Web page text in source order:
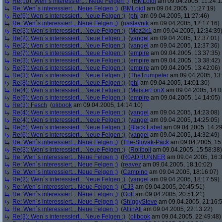
Re: Wen´s interessiert... Neue Felgen ;) (BMLoidl am 09.04.2005, 11:27:19)
Re(5): Wen´s interessiert... Neue Felgen ;) (phj am 09.04.2005, 11:27:46)
Re: Wen´s interessiert... Neue Felgen ;) (nastavnik am 09.04.2005, 12:17:16)
Re(3): Wen´s interessiert... Neue Felgen ;) (Moz2k1 am 09.04.2005, 12:34:39)
Re(2): Wen´s interessiert... Neue Felgen ;) (yangel am 09.04.2005, 12:37:01)
Re(2): Wen´s interessiert... Neue Felgen ;) (yangel am 09.04.2005, 12:37:36)
Re(7): Wen´s interessiert... Neue Felgen ;) (empire am 09.04.2005, 13:37:35)
Re(3): Wen´s interessiert... Neue Felgen ;) (empire am 09.04.2005, 13:38:42)
Re(3): Wen´s interessiert... Neue Felgen ;) (empire am 09.04.2005, 13:42:06)
Re(3): Wen´s interessiert... Neue Felgen ;) (TheTrumpeter am 09.04.2005,
Re(8): Wen´s interessiert... Neue Felgen ;) (phj am 09.04.2005, 14:01:30)
Re(4): Wen´s interessiert... Neue Felgen ;) (MeisterFonX am 09.04.2005,
Re(9): Wen´s interessiert... Neue Felgen ;) (empire am 09.04.2005, 14:14:05)
Re(3): Fesch (olibook am 09.04.2005, 14:14:10)
Re(4): Wen´s interessiert... Neue Felgen ;) (yangel am 09.04.2005, 14:23:08)
Re(4): Wen´s interessiert... Neue Felgen ;) (yangel am 09.04.2005, 14:25:05)
Re(5): Wen´s interessiert... Neue Felgen ;) (Black Label am 09.04.2005,
Re(6): Wen´s interessiert... Neue Felgen ;) (yangel am 09.04.2005, 14:32:49)
Re: Wen´s interessiert... Neue Felgen ;) (The-Slovak-Pack am 09.04.2005,
Re(3): Wen´s interessiert... Neue Felgen ;) (Roliboli am 09.04.2005, 15:58:38)
Re: Wen´s interessiert... Neue Felgen ;) (R0ADRUNNER am 09.04.2005,
Re: Wen´s interessiert... Neue Felgen ;) (reavez am 09.04.2005, 18:10:02)
Re: Wen´s interessiert... Neue Felgen ;) (Campino am 09.04.2005, 18:16:07)
Re(2): Wen´s interessiert... Neue Felgen ;) (yangel am 09.04.2005, 18:17:59)
Re: Wen´s interessiert... Neue Felgen ;) (CJ3 am 09.04.2005, 20:45:51)
Re: Wen´s interessiert... Neue Felgen ;) (Gott am 09.04.2005, 20:51:21)
Re: Wen´s interessiert... Neue Felgen ;) (ShiggySteve am 09.04.2005,
Re: Wen´s interessiert... Neue Felgen ;) (AllinAll
am 09.04.2005, 22:13:22)
Re(3): Wen´s interessiert... Neue Felgen ;) (olibook am 09.04.2005, 22:49:48)